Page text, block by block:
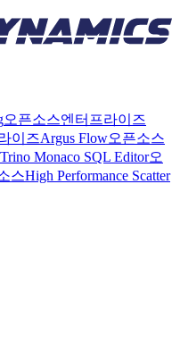
오픈소스엔터프라이즈
이즈Argus Flow오픈소스
Trino Monaco SQL Editor오
스High Performance Scatter